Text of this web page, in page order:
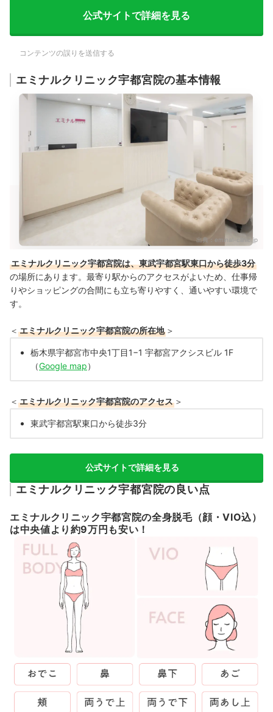
公式サイトで詳細を見る
コンテンツの誤りを送信する
エミナルクリニック宇都宮院の基本情報
出典： eminal-clinic.jp
エミナルクリニック宇都宮院は、東武宇都宮駅東口から徒歩3分
の場所にあります。最寄り駅からのアクセスがよいため、仕事帰
りやショッピングの合間にも立ち寄りやすく、通いやすい環境で
す。
＜ エミナルクリニック宇都宮院の所在地 ＞
栃木県宇都宮市中央1丁目1−1 宇都宮アクシスビル 1F
（Google map）
＜ エミナルクリニック宇都宮院のアクセス ＞
東武宇都宮駅東口から徒歩3分
公式サイトで詳細を見る
エミナルクリニック宇都宮院の良い点
エミナルクリニック宇都宮院の全身脱毛（顔・VIO込）
は中央値より約9万円も安い！